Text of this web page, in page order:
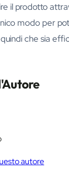
il prodotto
modo per
che sia
autore